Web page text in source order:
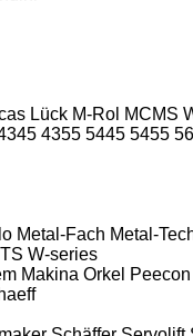
Lück M-Rol MCMS
4355 5445 5455
Metal-Fach Metal-
TS W-series
Makina Orkel Peecon